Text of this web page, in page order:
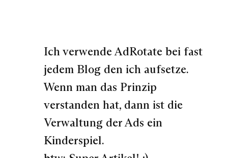
Ich verwende AdRotate bei fast
jedem Blog den ich aufsetze.
Wenn man das Prinzip
verstanden hat, dann ist die
Verwaltung der Ads ein
Kinderspiel.